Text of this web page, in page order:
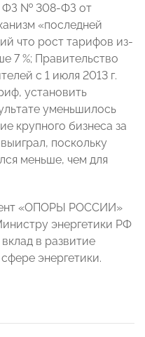
ФЗ № 308-ФЗ от
«последней
что рост тарифов из-
7 %; Правительство
с 1 июля 2013 г.
установить
уменьшилось
крупного бизнеса за
поскольку
меньше, чем для
«ОПОРЫ РОССИИ»
энергетики РФ
в развитие
энергетики.